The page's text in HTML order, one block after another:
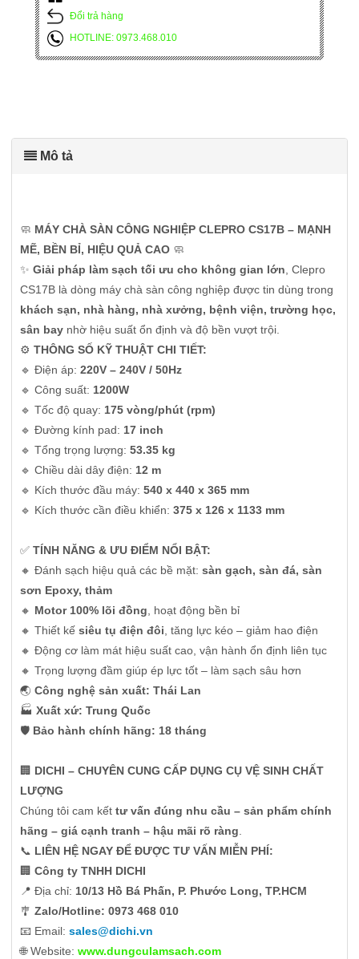
Đổi trả hàng
HOTLINE: 0973.468.010
Mô tả
🧼 MÁY CHÀ SÀN CÔNG NGHIỆP CLEPRO CS17B – MẠNH
MẼ, BỀN BỈ, HIỆU QUẢ CAO🧼
✨ Giải pháp làm sạch tối ưu cho không gian lớn, Clepro
CS17B là dòng máy chà sàn công nghiệp được tin dùng trong
khách sạn, nhà hàng, nhà xưởng, bệnh viện, trường học,
sân baynhờ hiệu suất ổn định và độ bền vượt trội.
⚙️ THÔNG SỐ KỸ THUẬT CHI TIẾT:
🔹 Điện áp: 220V – 240V / 50Hz
🔹 Công suất: 1200W
🔹 Tốc độ quay: 175 vòng/phút (rpm)
🔹 Đường kính pad: 17 inch
🔹 Tổng trọng lượng: 53.35 kg
🔹 Chiều dài dây điện: 12 m
🔹 Kích thước đầu máy: 540 x 440 x 365 mm
🔹 Kích thước cần điều khiển: 375 x 126 x 1133 mm
✅ TÍNH NĂNG & ƯU ĐIỂM NỔI BẬT:
🔸 Đánh sạch hiệu quả các bề mặt: sàn gạch, sàn đá, sàn
sơn Epoxy, thảm
🔸 Motor 100% lõi đồng, hoạt động bền bỉ
🔸 Thiết kế siêu tụ điện đôi, tăng lực kéo – giảm hao điện
🔸 Động cơ làm mát hiệu suất cao, vận hành ổn định liên tục
🔸 Trọng lượng đầm giúp ép lực tốt – làm sạch sâu hơn
🌏 Công nghệ sản xuất: Thái Lan
🏭 Xuất xứ: Trung Quốc
🛡️ Bảo hành chính hãng: 18 tháng
🏢 DICHI – CHUYÊN CUNG CẤP DỤNG CỤ VỆ SINH CHẤT
LƯỢNG
Chúng tôi cam kết tư vấn đúng nhu cầu – sản phẩm chính
hãng – giá cạnh tranh – hậu mãi rõ ràng.
📞 LIÊN HỆ NGAY ĐỂ ĐƯỢC TƯ VẤN MIỄN PHÍ:
🏢 Công ty TNHH DICHI
📍 Địa chỉ: 10/13 Hồ Bá Phấn, P. Phước Long, TP.HCM
🎐 Zalo/Hotline: 0973 468 010
📧 Email: sales@dichi.vn
🌐 Website: www.dungculamsach.com